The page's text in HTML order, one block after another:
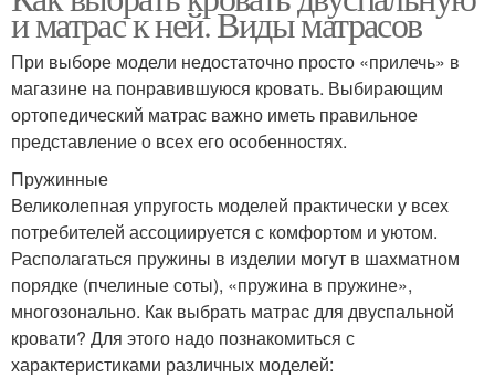
и матрас к ней. Виды матрасов
При выборе модели недостаточно просто «прилечь» в
магазине на понравившуюся кровать. Выбирающим
ортопедический матрас важно иметь правильное
представление о всех его особенностях.
Пружинные
Великолепная упругость моделей практически у всех
потребителей ассоциируется с комфортом и уютом.
Располагаться пружины в изделии могут в шахматном
порядке (пчелиные соты), «пружина в пружине»,
многозонально. Как выбрать матрас для двуспальной
кровати? Для этого надо познакомиться с
характеристиками различных моделей: